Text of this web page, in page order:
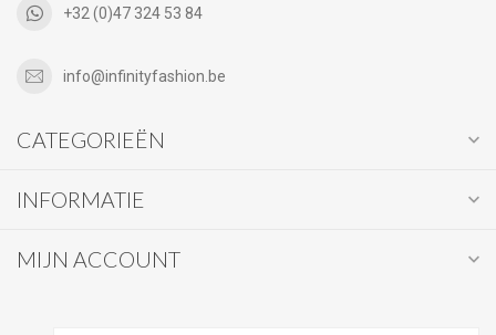
+32 (0)47 324 53 84
info@infinityfashion.be
CATEGORIEËN
INFORMATIE
MIJN ACCOUNT